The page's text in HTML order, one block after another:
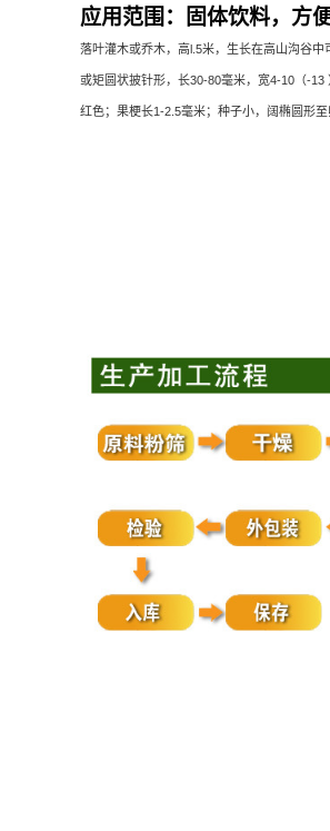
应用范围：固体饮料，方
落叶灌木或乔木，高l.5米，生长在高山沟谷中
或矩圆状披针形，长30-80毫米，宽4-10 （-13
红色；果梗长1-2.5毫米；种子小，阔椭圆形